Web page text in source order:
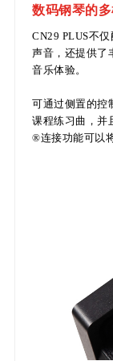
数码钢琴的
CN29 PLUS不
声音，还提供了
音乐体验。
可通过侧置的控
课程练习曲，并
®连接功能可以